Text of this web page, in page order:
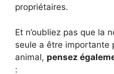
propriétaires.
Et n’oubliez pas que la
seule a être importante
animal, pensez
: